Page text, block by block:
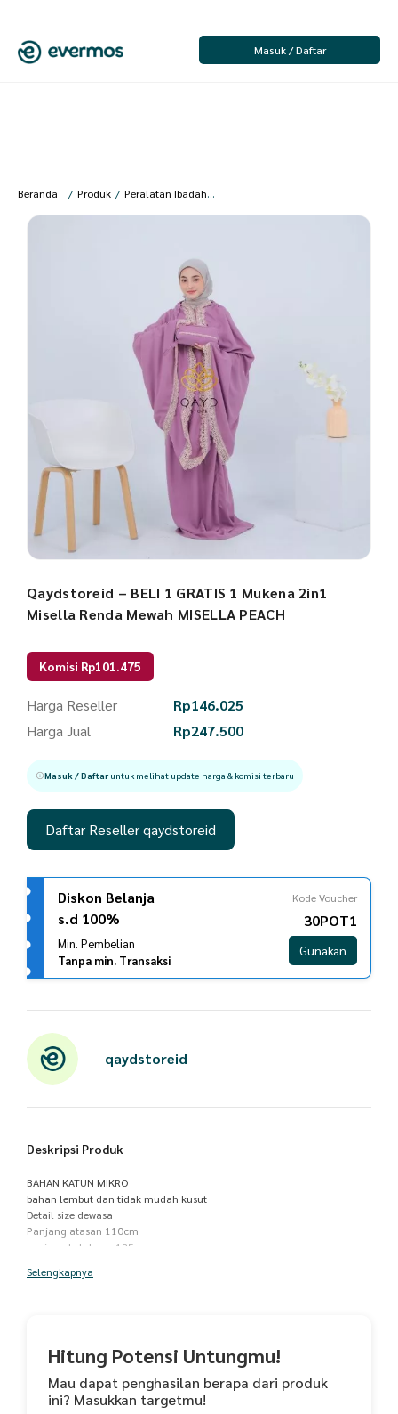
Masuk / Daftar
Beranda / Produk / Peralatan Ibadah /
Qaydstoreid – BELI 1 GRATIS 1 Mukena 2in1
Misella Renda Mewah MISELLA PEACH
Komisi Rp101.475
Harga Reseller Rp146.025
Harga Jual
Rp247.500
Masuk / Daftaruntuk melihat update harga & komisi terbaru
Daftar Reseller qaydstoreid
Diskon Belanja
s.d 100%
Min. Pembelian
Tanpa min. Transaksi
Kode Voucher
30POT1
Gunakan
qaydstoreid
Deskripsi Produk
BAHAN KATUN MIKRO
bahan lembut dan tidak mudah kusut
Detail size dewasa
Panjang atasan 110cm
panjang belakang 135cm
panjang rok 115
Selengkapnya
Hitung Potensi Untungmu!
Mau dapat penghasilan berapa dari produk
ini? Masukkan targetmu!